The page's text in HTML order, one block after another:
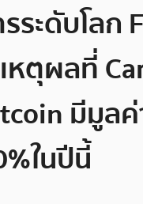
ระดับโลก
หตุผลที่
มีมูล
ในปีนี้